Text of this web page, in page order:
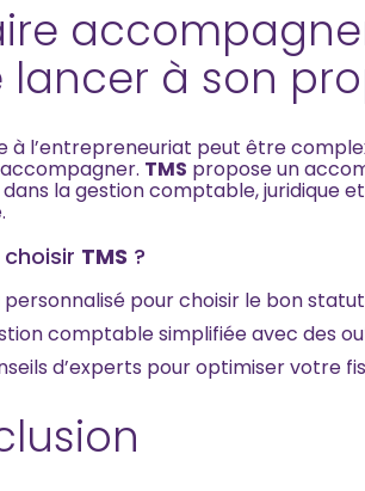
lancer à son
à l’entrepreneuriat peut être
TMS propose un
dans la gestion comptable, juridique
TMS ?
personnalisé pour choisir le bon
comptable simplifiée avec des
d’experts pour optimiser votre